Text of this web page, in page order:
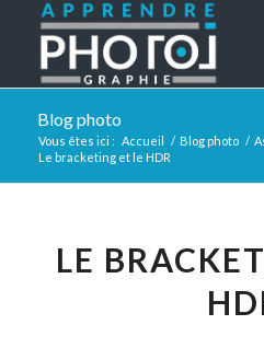
Blog photo
Vous êtes ici : Accueil / Blog photo /
Le bracketing et le HDR
LE